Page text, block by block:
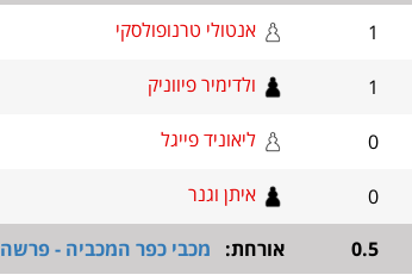
1 אנטולי טרנופולסקי
1 ולדימיר פיווניק
0 ליאוניד פייגל
0 איתן וגנר
0.5 אורחת: מכבי כפר המכביה - פרשה